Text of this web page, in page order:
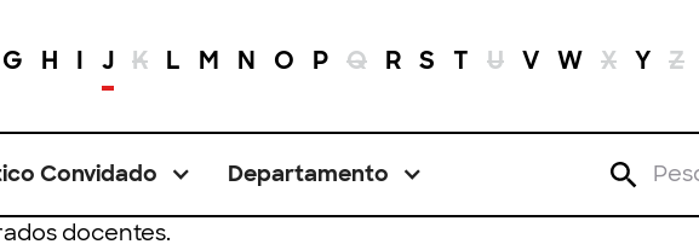
G H I J K L M N O P Q R S T U V W X Y Z
Convidado Departamento
docentes.